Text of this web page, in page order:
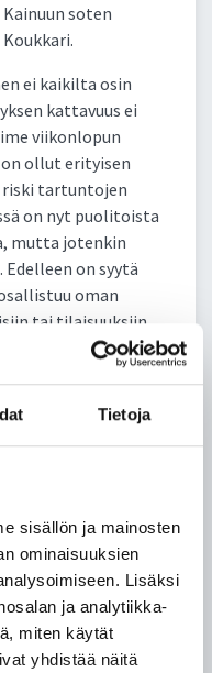
Tietoja
sisällön ja mainosten
ominaisuuksien
Lisäksi
ja analytiikka-
miten käytät
yhdistää näitä
soten
ei kaikilta osin
kattavuus ei
viikonlopun
ollut erityisen
tartuntojen
on nyt puolitoista
mutta jotenkin
on syytä
oman
tai tilaisuuksiin.
ja matkustamisen
voimassa”, jatkaa
THL:n ja
arvioimassa
Kainuun
suosituksista